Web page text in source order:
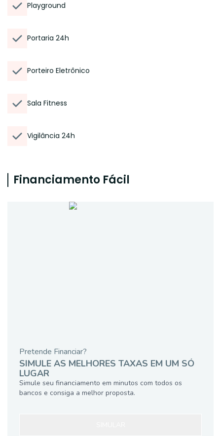
Playground
Portaria 24h
Porteiro Eletrônico
Sala Fitness
Vigilância 24h
Financiamento Fácil
Pretende Financiar?
SIMULE AS MELHORES TAXAS EM UM SÓ
LUGAR
Simule seu financiamento em minutos com todos os
bancos e consiga a melhor proposta.